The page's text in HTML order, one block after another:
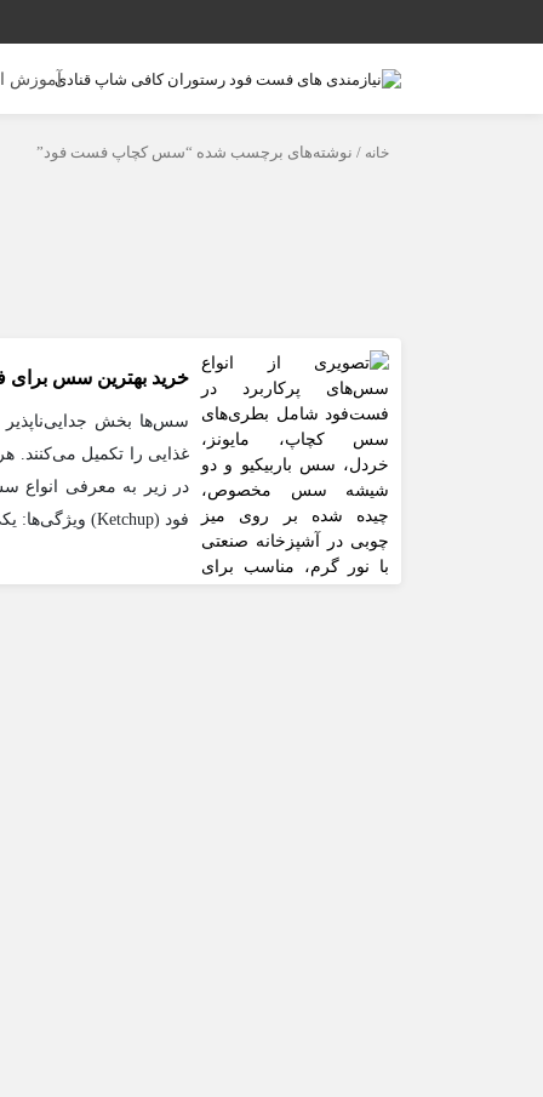
آموزش
خانه / نوشته‌های برچسب شده “سس کچاپ فست فود”
خرید بهترین سس‌
سس‌ها بخش
غذایی را تکمیل
فود (Ketchup) ویژگی‌ها: یکی از رایج‌ترین سس‌ها در فست‌فودها است […]